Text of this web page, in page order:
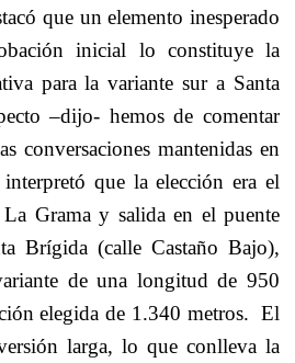
que un elemento inesperado
inicial lo constituye la
para la variante sur a Santa
–dijo- hemos de comentar
conversaciones mantenidas en
que la elección era el
Grama y salida en el puente
Brígida (calle Castaño Bajo),
de una longitud de 950
elegida de 1.340 metros. El
larga, lo que conlleva la